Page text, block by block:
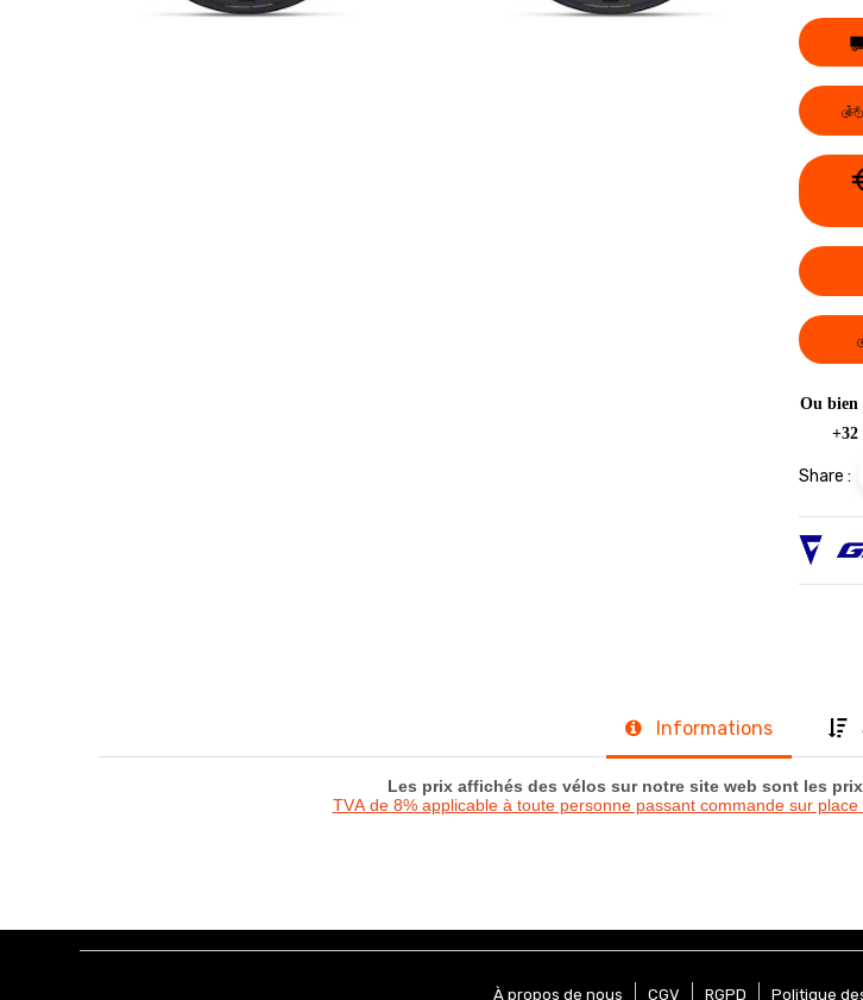
Ou bien
+32
Share :
Informations
Les prix affichés des vélos sur notre site web sont les
TVA de 8% applicable à toute personne passant commande sur
À propos de nous CGV RGPD Politique